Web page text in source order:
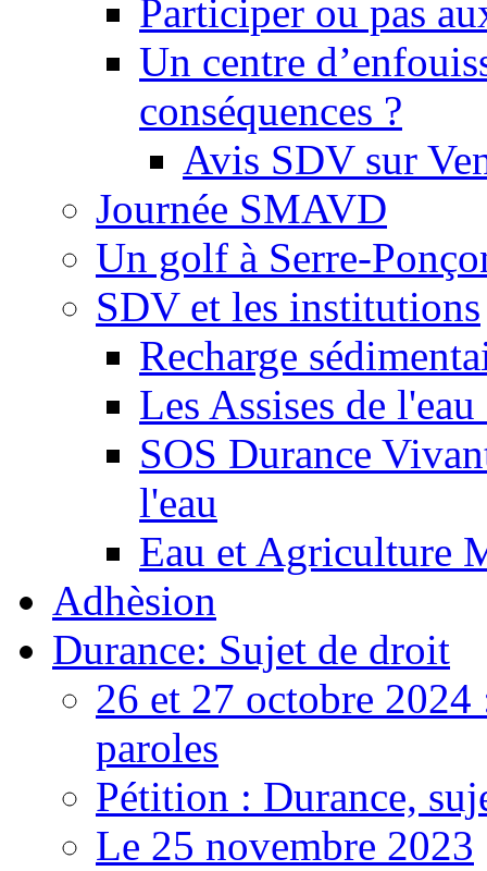
Participer ou pas
Un centre
conséquences ?
Avis SDV sur
Journée SMAVD
Un golf à Serre-
SDV et les institutions
Recharge
Les Assises de
SOS Durance
l'eau
Eau et Agriculture
Adhèsion
Durance: Sujet de droit
26 et 27 octobre 2024
paroles
Pétition : Durance,
Le 25 novembre 2023